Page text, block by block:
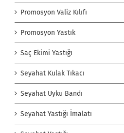
Promosyon Valiz Kılıfı
Promosyon Yastık
Saç Ekimi Yastığı
Seyahat Kulak Tıkacı
Seyahat Uyku Bandı
Seyahat Yastığı İmalatı